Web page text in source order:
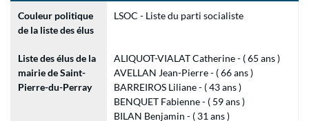
Couleur politique
de la liste des élus
LSOC - Liste du parti socialiste
Liste des élus de la
mairie de Saint-
Pierre-du-Perray
ALIQUOT-VIALAT Catherine - ( 65 ans )
AVELLAN Jean-Pierre - ( 66 ans )
BARREIROS Liliane - ( 43 ans )
BENQUET Fabienne - ( 59 ans )
BILAN Benjamin - ( 31 ans )